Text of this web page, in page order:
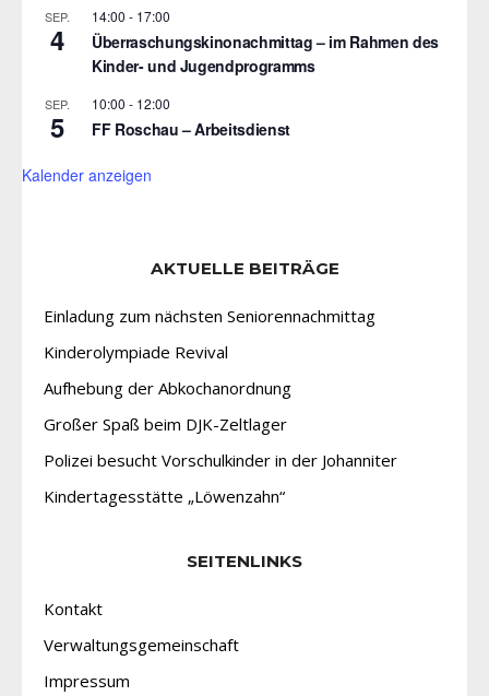
SEP.
4
14:00 - 17:00
Überraschungskinonachmittag – im Rahmen des
Kinder- und Jugendprogramms
SEP.
5
10:00 - 12:00
FF Roschau – Arbeitsdienst
Kalender anzeigen
AKTUELLE BEITRÄGE
Einladung zum nächsten Seniorennachmittag
Kinderolympiade Revival
Aufhebung der Abkochanordnung
Großer Spaß beim DJK-Zeltlager
Polizei besucht Vorschulkinder in der Johanniter
Kindertagesstätte „Löwenzahn“
SEITENLINKS
Kontakt
Verwaltungsgemeinschaft
Impressum